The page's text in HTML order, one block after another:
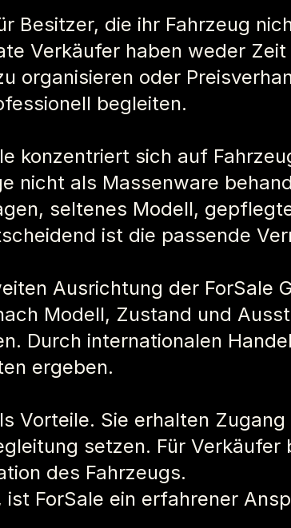
Besitzer, die ihr Fahrzeug
Verkäufer haben weder
organisieren oder
begleiten.
konzentriert sich auf
nicht als Massenware
seltenes Modell,
ist die passende
Ausrichtung der ForSale
Modell, Zustand und
Durch internationalen
ergeben.
Vorteile. Sie erhalten
setzen. Für
des Fahrzeugs.
ForSale ein erfahrener